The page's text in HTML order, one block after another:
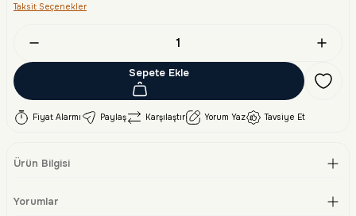
Taksit Seçenekler
Sepete Ekle
Fiyat Alarmı Paylaş Karşılaştır Yorum Yaz Tavsiye Et
Ürün Bilgisi
Yorumlar